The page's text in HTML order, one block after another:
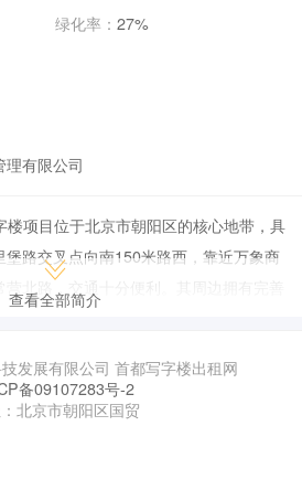
绿化率： 27%
理有限公司
楼项目位于北京市朝阳区的核心地带，具
路交叉点向南150米路西，靠近万象商
营北路，交通十分便利。其周边拥有完善
，其景观设计由优地联合完成，物业公司
司。该写字楼以其现代化的设计和优质的
查看全部简介
发展有限公司 首都写字楼出租网
备09107283号-2
北京市朝阳区国贸